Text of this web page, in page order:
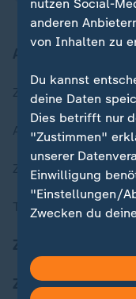
Zuletzt
Aktuelle Sendungs-
ZDFheute Stories
Themen im Überblick
ZDFheute Apps
nutzen Social-
anderen
von Inhalten zu
Du kannst
deine Daten
Dies betrifft nur
"Zustimmen"
unserer
Einwilligung
"Einstellungen/
Zwecken du
in deinen